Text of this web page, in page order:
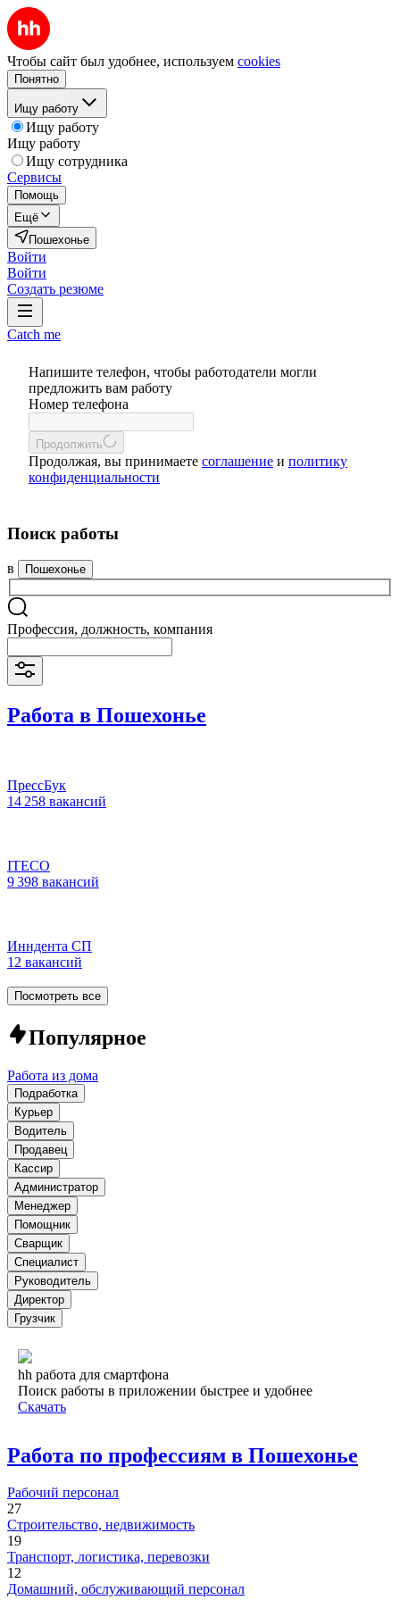
Чтобы сайт был удобнее, используем cookies
Понятно
Ищу работу
Ищу работу
Ищу работу
Ищу сотрудника
Сервисы
Помощь
Ещё
Пошехонье
Войти
Войти
Создать резюме
Catch me
Напишите телефон, чтобы работодатели могли
предложить вам работу
Номер телефона
Продолжить
Продолжая, вы принимаете соглашение и политику
конфиденциальности
Поиск работы
в Пошехонье
Профессия, должность, компания
Работа в Пошехонье
ПрессБук
14 258 вакансий
ITECO
9 398 вакансий
Инндента СП
12 вакансий
Посмотреть все
Популярное
Работа из дома
Подработка
Курьер
Водитель
Продавец
Кассир
Администратор
Менеджер
Помощник
Сварщик
Специалист
Руководитель
Директор
Грузчик
hh работа для смартфона
Поиск работы в приложении быстрее и удобнее
Скачать
Работа по профессиям в Пошехонье
Рабочий персонал
27
Строительство, недвижимость
19
Транспорт, логистика, перевозки
12
Домашний, обслуживающий персонал